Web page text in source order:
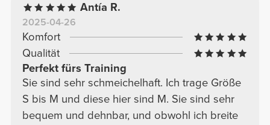
Antía R.
2025-04-26
Komfort
Qualität
Perfekt fürs Training
Sie sind sehr schmeichelhaft. Ich trage Größe
S bis M und diese hier sind M. Sie sind sehr
bequem und dehnbar, und obwohl ich breite